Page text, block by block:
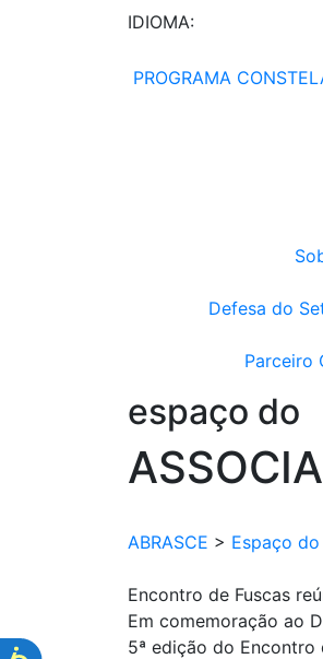
IDIOMA:
PROGRAMA
Defesa do
Parceiro
espaço do
ABRASCE > Espaço
Encontro de Fuscas
Em comemoração ao
5ª edição do